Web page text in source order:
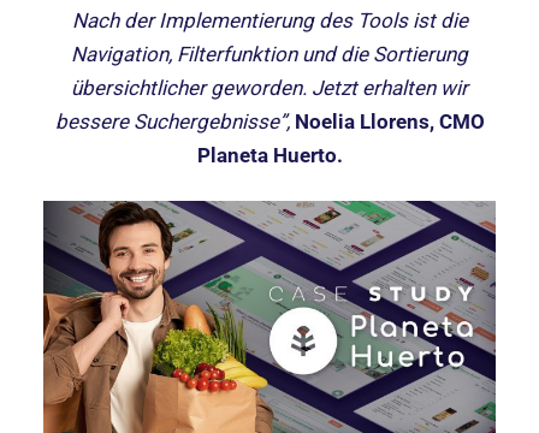
Nach der Implementierung des Tools ist die
Navigation, Filterfunktion und die Sortierung
übersichtlicher geworden. Jetzt erhalten wir
bessere Suchergebnisse”, Noelia Llorens, CMO
Planeta Huerto.